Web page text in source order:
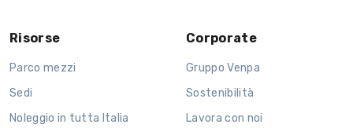
Risorse
Parco mezzi
Sedi
Noleggio in tutta Italia
Corporate
Gruppo Venpa
Sostenibilità
Lavora con noi